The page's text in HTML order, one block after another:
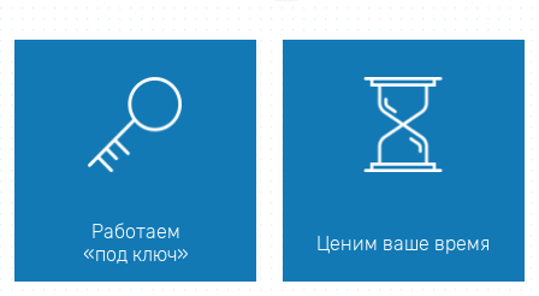
Работаем
«под ключ»
Ценим ваше время